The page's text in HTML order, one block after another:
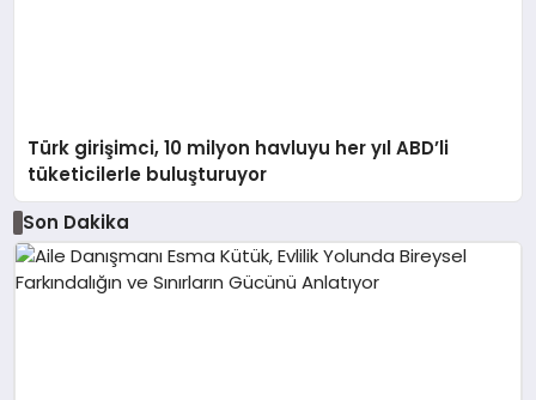
Türk girişimci, 10 milyon havluyu her yıl ABD’li
tüketicilerle buluşturuyor
Son Dakika